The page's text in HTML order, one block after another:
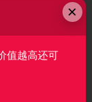
处理
内容，其中
用。
×
值越高还可